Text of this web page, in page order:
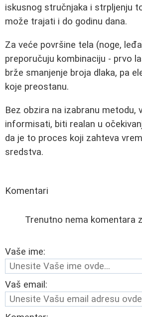
iskusnog stručnjaka i strpljenju
može trajati i do godinu dana.
Za veće površine tela (noge,
preporučuju kombinaciju - prvo
brže smanjenje broja dlaka, pa
koje preostanu.
Bez obzira na izabranu metodu,
informisati, biti realan u
da je to proces koji zahteva
sredstva.
Komentari
Trenutno nema komentara
Vaše ime:
Vaš email: